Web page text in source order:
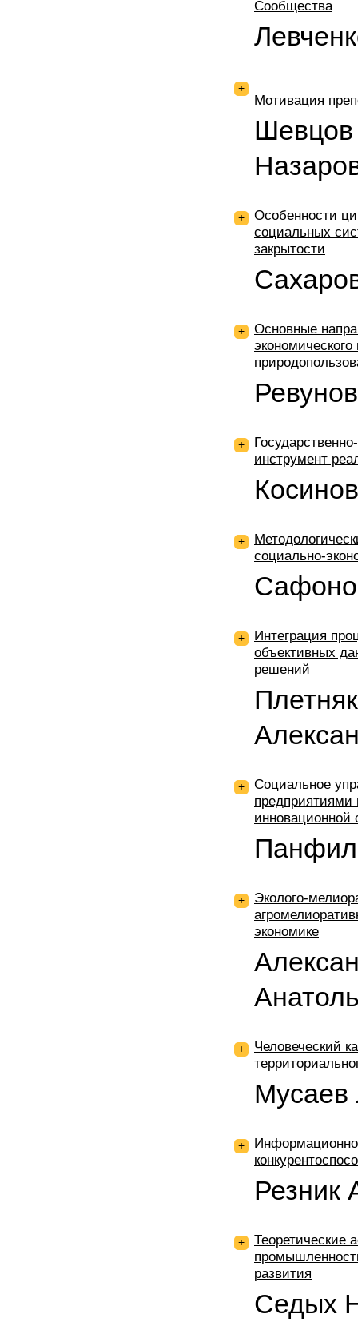
Сообщества
+
Мотивация
Шевцов
+
Особенности
социальных
закрытости
+
Основные
+
инструмент
+
социально-
+
Интеграция
объективных
решений
+
Социальное
предприятиями
инновационной
+
Эколого-
экономике
+
Человеческий
Мусаев
+
Резник
+
Теоретические
развития
Седых